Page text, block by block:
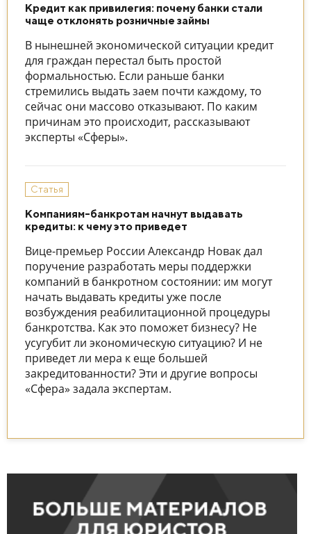
Кредит как привилегия: почему банки стали
чаще отклонять розничные займы
В нынешней экономической ситуации кредит
для граждан перестал быть простой
формальностью. Если раньше банки
стремились выдать заем почти каждому, то
сейчас они массово отказывают. По каким
причинам это происходит, рассказывают
эксперты «Сферы».
Статья
Компаниям-банкротам начнут выдавать
кредиты: к чему это приведет
Вице-премьер России Александр Новак дал
поручение разработать меры поддержки
компаний в банкротном состоянии: им могут
начать выдавать кредиты уже после
возбуждения реабилитационной процедуры
банкротства. Как это поможет бизнесу? Не
усугубит ли экономическую ситуацию? И не
приведет ли мера к еще большей
закредитованности? Эти и другие вопросы
«Сфера» задала экспертам.